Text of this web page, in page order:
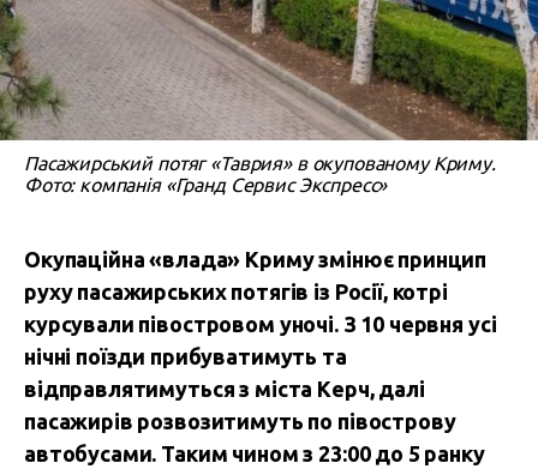
Пасажирський потяг «Таврия» в окупованому Криму.
Фото: компанія «Гранд Сервис Экспресс»
Окупаційна «влада» Криму змінює принцип
руху пасажирських потягів із Росії, котрі
курсували півостровом уночі. З 10 червня усі
нічні поїзди прибуватимуть та
відправлятимуться з міста Керч, далі
пасажирів розвозитимуть по півострову
автобусами. Таким чином з 23:00 до 5 ранку